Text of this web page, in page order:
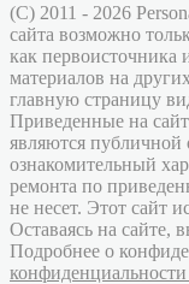
(C) 2011 - 2026
сайта возможно
как первоисточника
материалов на
главную страницу
Приведенные на
являются публичной
ознакомительный
ремонта по
не несет. Этот сайт
Оставаясь на сайте,
Подробнее о